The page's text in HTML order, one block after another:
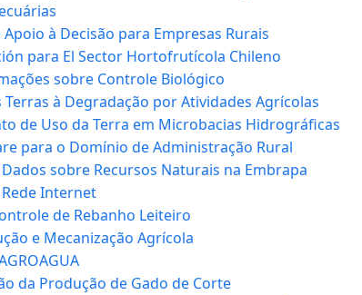
à Decisão para Empresas Rurais
para El Sector Hortofrutícola Chileno
sobre Controle Biológico
à Degradação por Atividades Agrícolas
de Uso da Terra em Microbacias Hidrográficas
para o Domínio de Administração Rural
sobre Recursos Naturais na Embrapa
Internet
de Rebanho Leiteiro
e Mecanização Agrícola
da Produção de Gado de Corte